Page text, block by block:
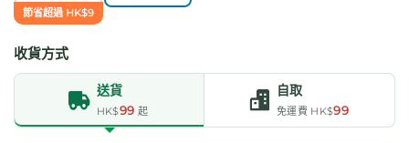
節省超過 HK$9
收貨方式
送貨
HK$99 起
自取
免運費 HK$99